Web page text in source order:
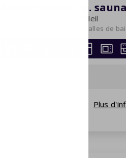
Appartement 7p. sauna
AlpChalets Portes du Soleil
2 salles de
Plus